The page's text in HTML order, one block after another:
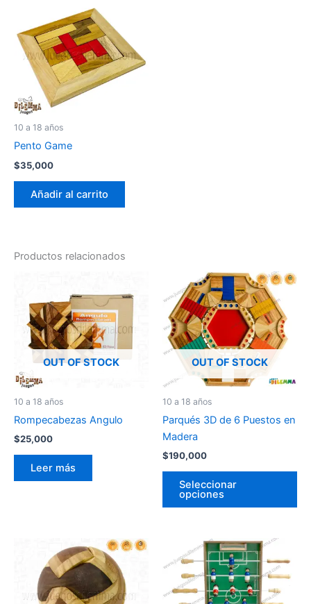
10 a 18 años
Pento Game
$35,000
Añadir al carrito
Productos relacionados
OUT OF STOCK
10 a 18 años
Rompecabezas Angulo
$25,000
Leer más
OUT OF STOCK
10 a 18 años
Parqués 3D de 6 Puestos en
Madera
$190,000
Seleccionar
opciones